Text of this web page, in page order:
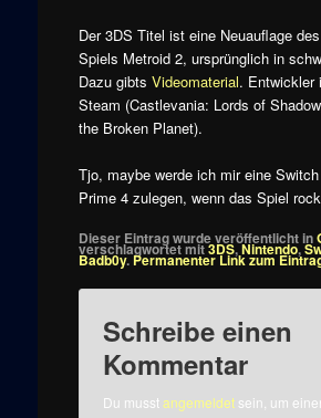
Der 3DS Titel ist eine Neuauflage
Spiels Metroid 2, ursprünglich in
Dazu gibts Videomaterial. Entwickler
Steam (Castlevania: Lords of
the Broken Planet).
Tjo, maybe werde ich mir eine
Prime 4 zulegen, wenn das Spiel
Dieser Eintrag wurde veröffentlicht in
verschlagwortet mit3DS,Nintendo,
Badb0y.Permanenter Link zum
Schreibe einen
Kommentar
Du musstangemeldetsein, um